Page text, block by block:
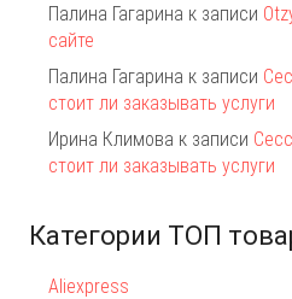
Палина Гагарина к записи
сайте
Палина Гагарина к записи
стоит ли заказывать услуги
Ирина Климова к записи
стоит ли заказывать услуги
Категории ТОП
Aliexpress